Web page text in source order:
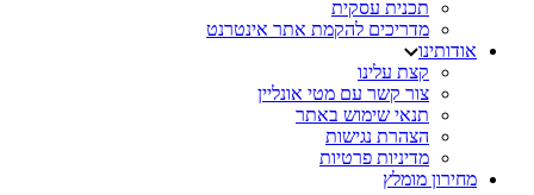
תכנית עסקית
מדריכים להקמת אתר אינטרנט
אודותינו
קצת עלינו
צור קשר עם מטי אונליין
תנאי שימוש באתר
הצהרת נגישות
מדיניות פרטיות
מחירון מומלץ